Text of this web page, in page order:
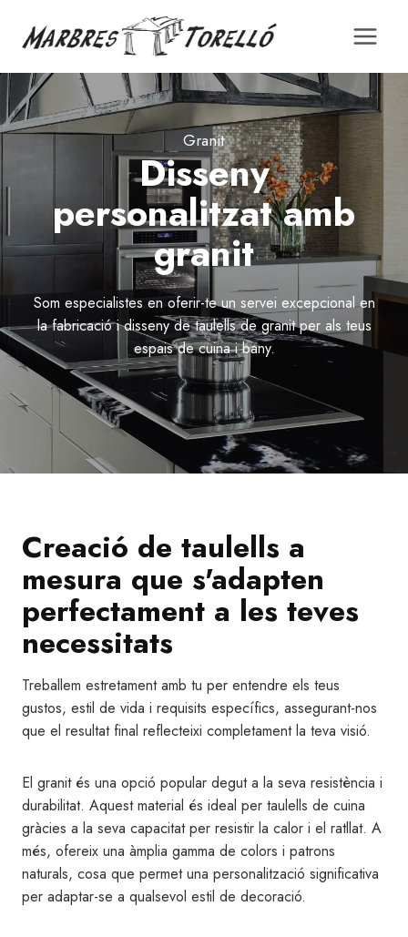
contingut
Granit
Disseny
personalitzat amb
granit
Som especialistes en oferir-te un servei excepcional en
la fabricació i disseny de taulells de granit per als teus
espais de cuina i bany.
Creació de taulells a
mesura que s'adapten
perfectament a les teves
necessitats
Treballem estretament amb tu per entendre els teus
gustos, estil de vida i requisits específics, assegurant-nos
que el resultat final reflecteixi completament la teva visió.
El granit és una opció popular degut a la seva resistència i
durabilitat. Aquest material és ideal per taulells de cuina
gràcies a la seva capacitat per resistir la calor i el ratllat. A
més, ofereix una àmplia gamma de colors i patrons
naturals, cosa que permet una personalització significativa
per adaptar-se a qualsevol estil de decoració.